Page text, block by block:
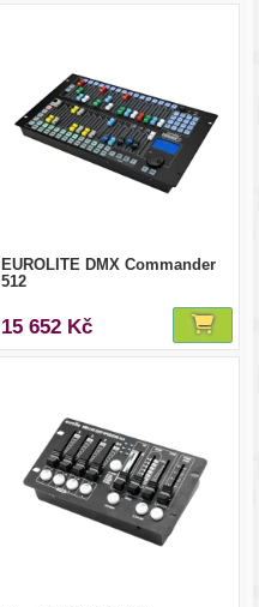
EUROLITE DMX Commander
512
15 652 Kč